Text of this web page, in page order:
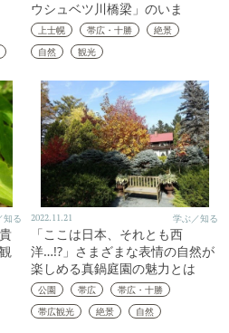
ウシュベツ川橋梁」のいま
上士幌 帯広・十勝
絶景
自然
観光
知る 2022.11.21 学ぶ／知る
「ここは日本、それとも西
洋…!?」さまざまな表情の自然が
楽しめる真鍋庭園の魅力とは
公園 帯広
帯広・十勝
帯広観光
絶景 自然